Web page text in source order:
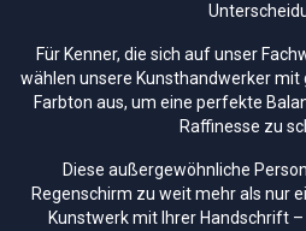
Für Kenner, die sich auf unser
wählen unsere Kunsthandwerker
Farbton aus, um eine perfekte
Raffinesse zu
Diese außergewöhnliche
Regenschirm zu weit mehr als nur
Kunstwerk mit Ihrer Handschrift